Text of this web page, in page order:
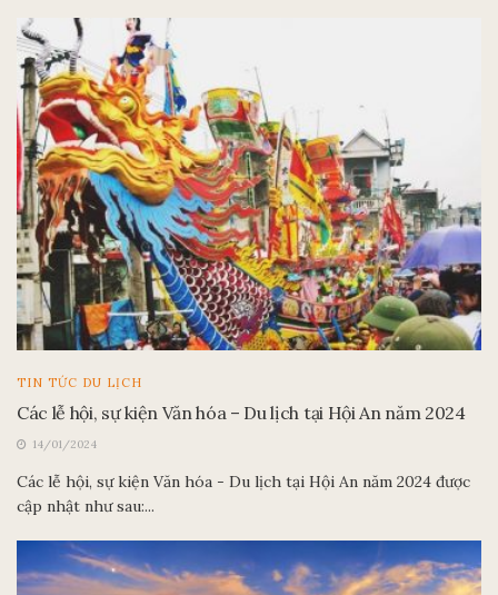
TIN TỨC DU LỊCH
Các lễ hội, sự kiện Văn hóa – Du lịch tại Hội An năm 2024
14/01/2024
Các lễ hội, sự kiện Văn hóa - Du lịch tại Hội An năm 2024 được
cập nhật như sau:...